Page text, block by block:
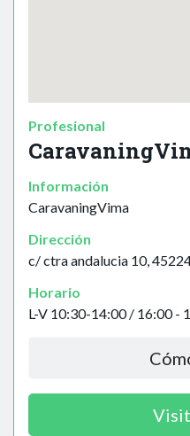
Profesional
Información
CaravaningVima
Dirección
c/ ctra andalucia 10,
Horario
L-V 10:30-14:00 / 16:00 -